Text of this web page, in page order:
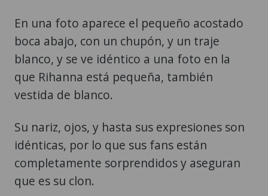
En una foto aparece el pequeño acostado
boca abajo, con un chupón, y un traje
blanco, y se ve idéntico a una foto en la
que Rihanna está pequeña, también
vestida de blanco.
Su nariz, ojos, y hasta sus expresiones son
idénticas, por lo que sus fans están
completamente sorprendidos y aseguran
que es su clon.